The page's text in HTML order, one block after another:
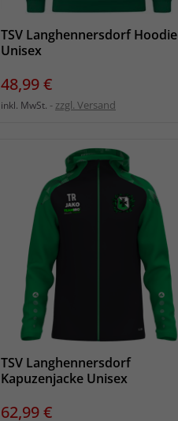
TSV Langhennersdorf Hoodie
Unisex
Preis
48,99 €
inkl. MwSt. zzgl. Versand
TSV Langhennersdorf
Kapuzenjacke Unisex
Preis
62,99 €